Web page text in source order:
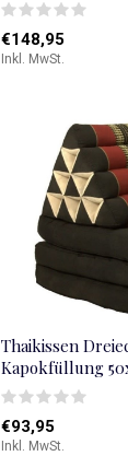
€148,95
Inkl. MwSt.
Thaikissen
Kapokfüllung
€93,95
Inkl. MwSt.